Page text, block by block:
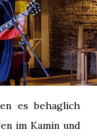
es behaglich
im Kamin und